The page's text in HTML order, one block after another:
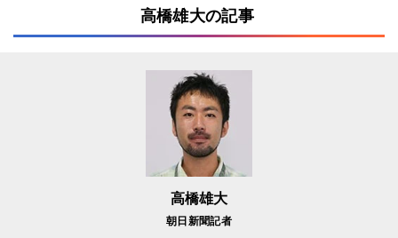
高橋雄大の記事
高橋雄大
朝日新聞記者